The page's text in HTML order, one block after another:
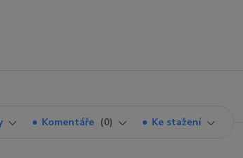
Komentáře 0 Ke stažení